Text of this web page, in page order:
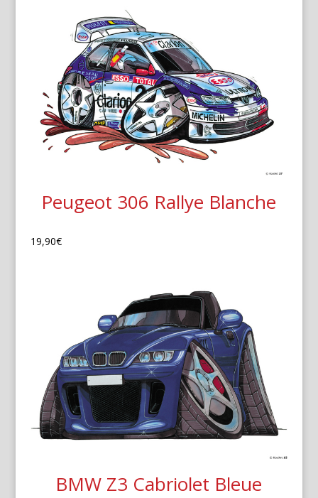
Peugeot 306 Rallye Blanche
19,90€
BMW Z3 Cabriolet Bleue